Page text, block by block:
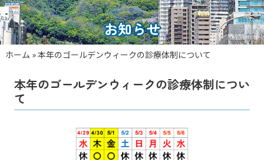
お知らせ
ホーム »本年のゴールデンウィークの診療体制について
本年のゴールデンウィークの診療体制につい
て